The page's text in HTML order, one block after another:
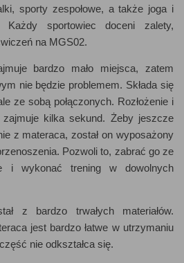
sporty zespołowe, a także joga i
Każdy sportowiec doceni zalety,
na MGS02.
bardzo mało miejsca, zatem
nie będzie problemem. Składa się
ze sobą połączonych. Rozłożenie i
zajmuje kilka sekund. Żeby jeszcze
z materaca, został on wyposażony
Pozwoli to, zabrać go ze
i wykonać trening w dowolnych
z bardzo trwałych materiałów.
jest bardzo łatwe w utrzymaniu
nie odkształca się.